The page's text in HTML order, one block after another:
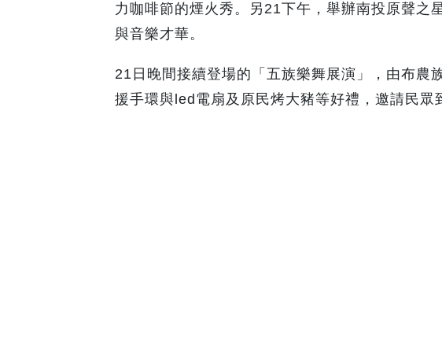
力咖啡節的煙火秀。另21下午，舉辦南投原聲之
與音樂才華。
21日晚間接續登場的「五族樂舞展演」，由布農
援手環與led電扇及原民烤大豬等好禮，邀請民眾